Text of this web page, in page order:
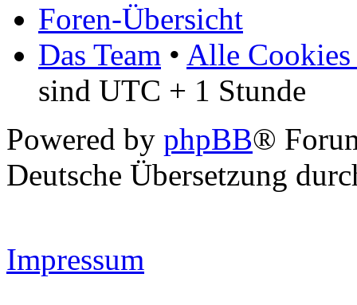
Foren-Übersicht
Das Team • Alle Cookies
sind UTC + 1 Stunde
Powered by phpBB®
Deutsche Übersetzung
Impressum